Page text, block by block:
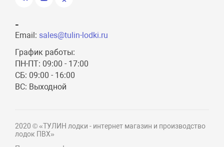
-
Email: sales@tulin-lodki.ru
График работы:
ПН-ПТ: 09:00 - 17:00
СБ: 09:00 - 16:00
ВС: Выходной
2020 © «ТУЛИН лодки - интернет магазин и производство
лодок ПВХ»